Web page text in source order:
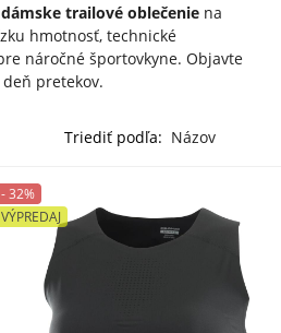
trailové oblečenie na
hmotnosť, technické
náročné športovkyne. Objavte
pretekov.
Triediť podľa:
- 32%
VÝPREDAJ